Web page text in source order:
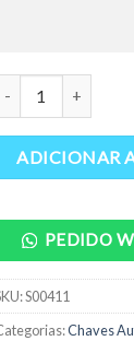
ADICIONAR
PEDIDO
S00411
Chaves